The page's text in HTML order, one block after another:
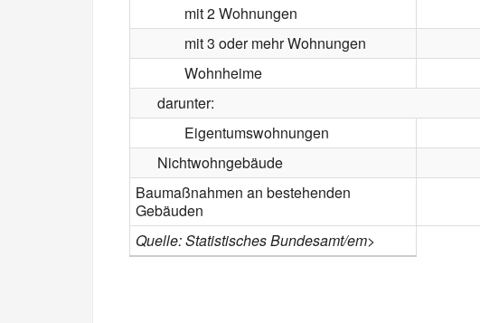
mit 2 Wohnungen
mit 3 oder mehr Wohnungen
Wohnheime
darunter:
Eigentumswohnungen
Nichtwohngebäude
Baumaßnahmen an bestehenden
Gebäuden
Quelle: Statistisches Bundesamt/em>